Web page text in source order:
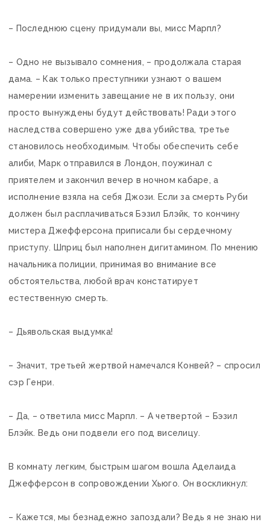
– Последнюю сцену придумали вы, мисс Марпл?
– Одно не вызывало сомнения, – продолжала старая
дама. – Как только преступники узнают о вашем
намерении изменить завещание не в их пользу, они
просто вынуждены будут действовать! Ради этого
наследства совершено уже два убийства, третье
становилось необходимым. Чтобы обеспечить себе
алиби, Марк отправился в Лондон, поужинал с
приятелем и закончил вечер в ночном кабаре, а
исполнение взяла на себя Джози. Если за смерть Руби
должен был расплачиваться Бэзил Блэйк, то кончину
мистера Джефферсона приписали бы сердечному
приступу. Шприц был наполнен дигитамином. По мнению
начальника полиции, принимая во внимание все
обстоятельства, любой врач констатирует
естественную смерть.
– Дьявольская выдумка!
– Значит, третьей жертвой намечался Конвей? – спросил
сэр Генри.
– Да, – ответила мисс Марпл. – А четвертой – Бэзил
Блэйк. Ведь они подвели его под виселицу.
В комнату легким, быстрым шагом вошла Аделаида
Джефферсон в сопровождении Хьюго. Он воскликнул:
– Кажется, мы безнадежно запоздали? Ведь я не знаю ни